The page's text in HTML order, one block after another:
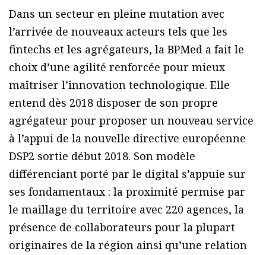
Dans un secteur en pleine mutation avec
l’arrivée de nouveaux acteurs tels que les
fintechs et les agrégateurs, la BPMed a fait le
choix d’une agilité renforcée pour mieux
maîtriser l’innovation technologique. Elle
entend dès 2018 disposer de son propre
agrégateur pour proposer un nouveau service
à l’appui de la nouvelle directive européenne
DSP2 sortie début 2018. Son modèle
différenciant porté par le digital s’appuie sur
ses fondamentaux : la proximité permise par
le maillage du territoire avec 220 agences, la
présence de collaborateurs pour la plupart
originaires de la région ainsi qu’une relation